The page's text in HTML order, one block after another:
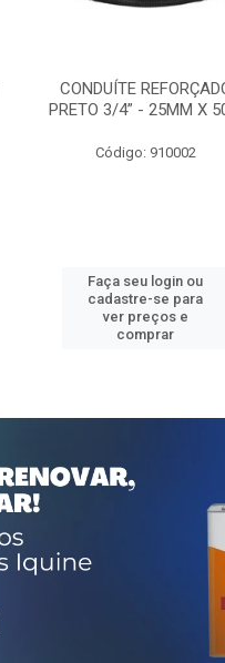
CONDUÍTE
PRETO 3/4” - 25MM X
Código: 910002
Faça seu login ou
cadastre-se para
ver preços e
comprar